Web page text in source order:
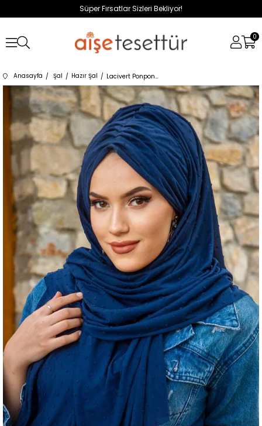
Süper Fırsatlar Sizleri Bekliyor!
0
Anasayfa Şal Hazır Şal Lacivert Ponpon Büzgülü Hazır Şal